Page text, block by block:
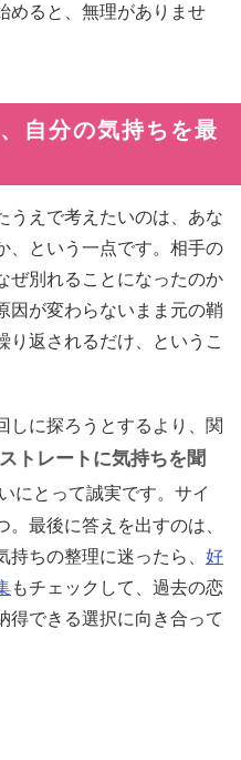
めると、無理がありませ
自分の気持ちを最
うえで考えたいのは、あな
、という一点です。相手の
ぜ別れることになったのか
因が変わらないまま元の鞘
り返されるだけ、というこ
しに探ろうとするより、関
ストレートに気持ちを聞
にとって誠実です。サイ
最後に答えを出すのは、
ちの整理に迷ったら、 好
もチェックして、過去の恋
得できる選択に向き合って